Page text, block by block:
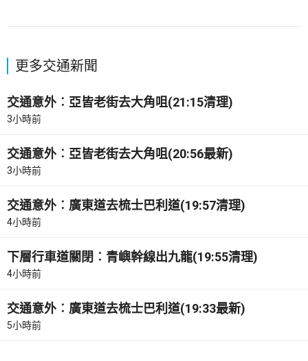
更多交通新聞
交通意外︰亞皆老街去大角咀(21:15清理)
3小時前
交通意外︰亞皆老街去大角咀(20:56最新)
3小時前
交通意外︰廣東道去梳士巴利道(19:57清理)
4小時前
下層行車道關閉︰青嶼幹線出九龍(19:55清理)
4小時前
交通意外︰廣東道去梳士巴利道(19:33最新)
5小時前